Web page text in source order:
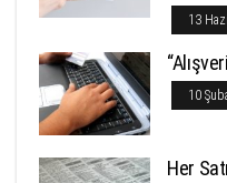
13
10
Her